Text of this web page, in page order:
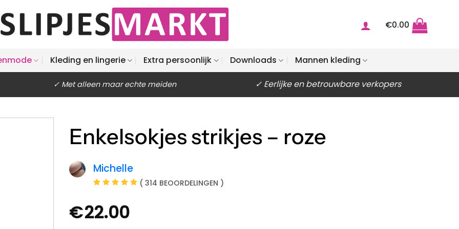
€0.00
Kleding en lingerie Extra persoonlijk Downloads Mannen kleding
✓ Met alleen maar echte meiden ✓ Eerlijke en betrouwbare verkopers
Enkelsokjes strikjes – roze
Michelle
( 314 BEOORDELINGEN )
€22.00